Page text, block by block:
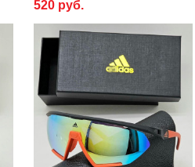
520 руб.